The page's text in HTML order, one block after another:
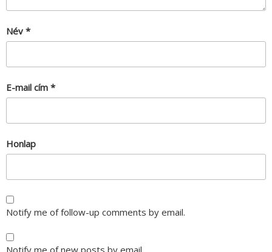
Név *
E-mail cím *
Honlap
Notify me of follow-up comments by email.